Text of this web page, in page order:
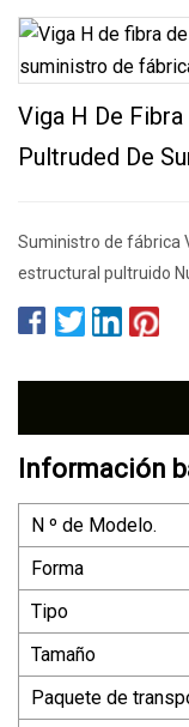
Viga H De
Pultruded De
Suministro de fábrica
estructural pultruido
Información
N º de Modelo.
Forma
Tipo
Tamaño
Paquete de